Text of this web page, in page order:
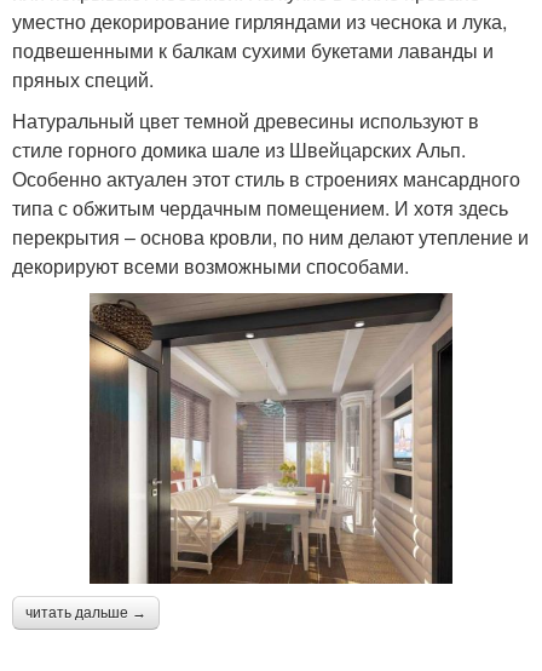
уместно декорирование гирляндами из чеснока и лука,
подвешенными к балкам сухими букетами лаванды и
пряных специй.
Натуральный цвет темной древесины используют в
стиле горного домика шале из Швейцарских Альп.
Особенно актуален этот стиль в строениях мансардного
типа с обжитым чердачным помещением. И хотя здесь
перекрытия – основа кровли, по ним делают утепление и
декорируют всеми возможными способами.
читать дальше →